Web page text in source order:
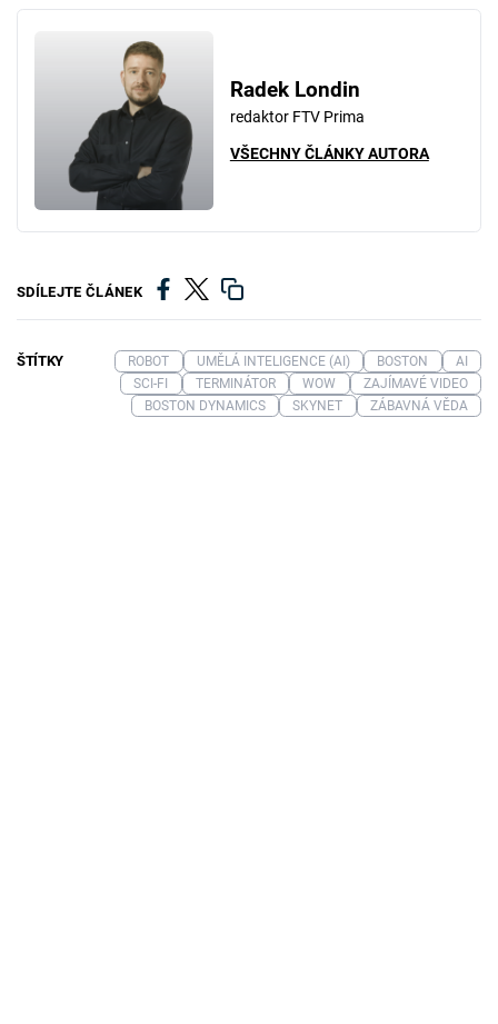
Radek Londin
redaktor FTV Prima
VŠECHNY ČLÁNKY AUTORA
SDÍLEJTE ČLÁNEK
ŠTÍTKY ROBOT UMĚLÁ INTELIGENCE (AI) BOSTON
AI
SCI-FI
TERMINÁTOR WOW
ZAJÍMAVÉ VIDEO
BOSTON DYNAMICS
SKYNET ZÁBAVNÁ VĚDA